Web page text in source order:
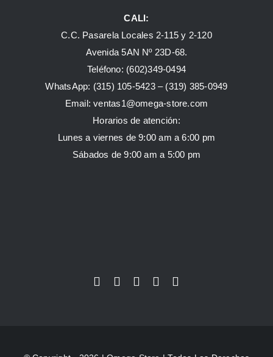
CALI:
C.C. Pasarela Locales 2-115 y 2-120
Avenida 5AN Nº 23D-68.
Teléfono: (602)349-0494
WhatsApp: (315) 105-5423 – (319) 385-0949
Email:ventas1@omega-store.com
Horarios de atención:
Lunes a viernes de 9:00 am a 6:00 pm
Sábados de 9:00 am a 5:00 pm